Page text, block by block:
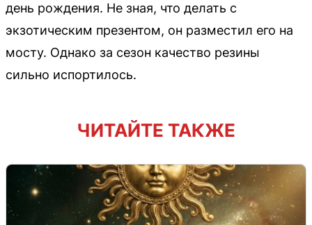
день рождения. Не зная, что делать с
экзотическим презентом, он разместил его на
мосту. Однако за сезон качество резины
сильно испортилось.
ЧИТАЙТЕ ТАКЖЕ